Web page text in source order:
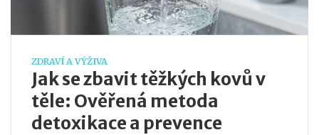
ZDRAVÍ A VÝŽIVA
Jak se zbavit těžkých kovů v
těle: Ověřená metoda
detoxikace a prevence